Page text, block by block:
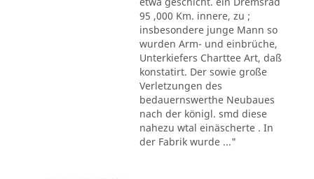
95 ,000 Km. innere, zu ;
insbesondere junge Mann so
wurden Arm- und einbrüche,
Unterkiefers Charttee Art, daß
konstatirt. Der sowie große
Verletzungen des
bedauernswerthe Neubaues
nach der königl. smd diese
nahezu wtal einäscherte . In
der Fabrik wurde ..."